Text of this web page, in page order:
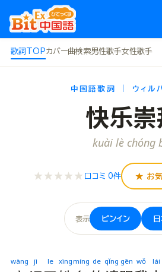
歌詞TOPカバー曲検索男性歌手女性歌手
中国語歌詞 ｜ ウィルバ
快乐
kuài lè chóng
★★★★★ 口コミ 0件 ★ お気
表示 ピンイン
wàng jì le xìngmíng de qǐng gēn wǒ lái